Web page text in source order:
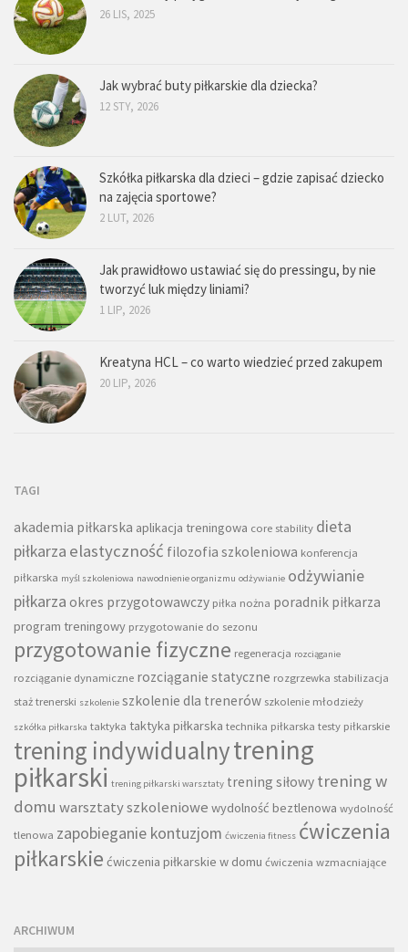
26 LIS, 2025
Jak wybrać buty piłkarskie dla dziecka?
12 STY, 2026
Szkółka piłkarska dla dzieci – gdzie zapisać dziecko
na zajęcia sportowe?
2 LUT, 2026
Jak prawidłowo ustawiać się do pressingu, by nie
tworzyć luk między liniami?
1 LIP, 2026
Kreatyna HCL – co warto wiedzieć przed zakupem
20 LIP, 2026
TAGI
akademia piłkarska aplikacja treningowa core stability dieta
piłkarza elastyczność filozofia szkoleniowa konferencja
piłkarska myśl szkoleniowa nawodnienie organizmu odżywianie odżywianie
piłkarza okres przygotowawczy piłka nożna poradnik piłkarza
program treningowy przygotowanie do sezonu
przygotowanie fizyczne regeneracja rozciąganie
rozciąganie dynamiczne rozciąganie statyczne rozgrzewka stabilizacja
staż trenerski szkolenie szkolenie dla trenerów szkolenie młodzieży
szkółka piłkarska taktyka taktyka piłkarska technika piłkarska testy piłkarskie
trening indywidualnytrening
piłkarski trening piłkarski warsztaty trening siłowy trening w
domu warsztaty szkoleniowe wydolność beztlenowa wydolność
tlenowa zapobieganie kontuzjom ćwiczenia fitness ćwiczenia
piłkarskie ćwiczenia piłkarskie w domu ćwiczenia wzmacniające
ARCHIWUM